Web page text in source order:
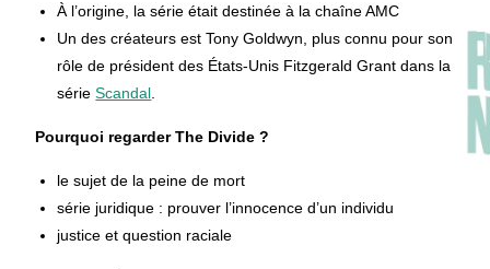
À l’origine, la série était destinée à la chaîne AMC
Un des créateurs est Tony Goldwyn, plus connu pour son
rôle de président des États-Unis Fitzgerald Grant dans la
sérieScandal.
Pourquoi regarder The Divide ?
le sujet de la peine de mort
série juridique : prouver l’innocence d’un individu
justice et question raciale